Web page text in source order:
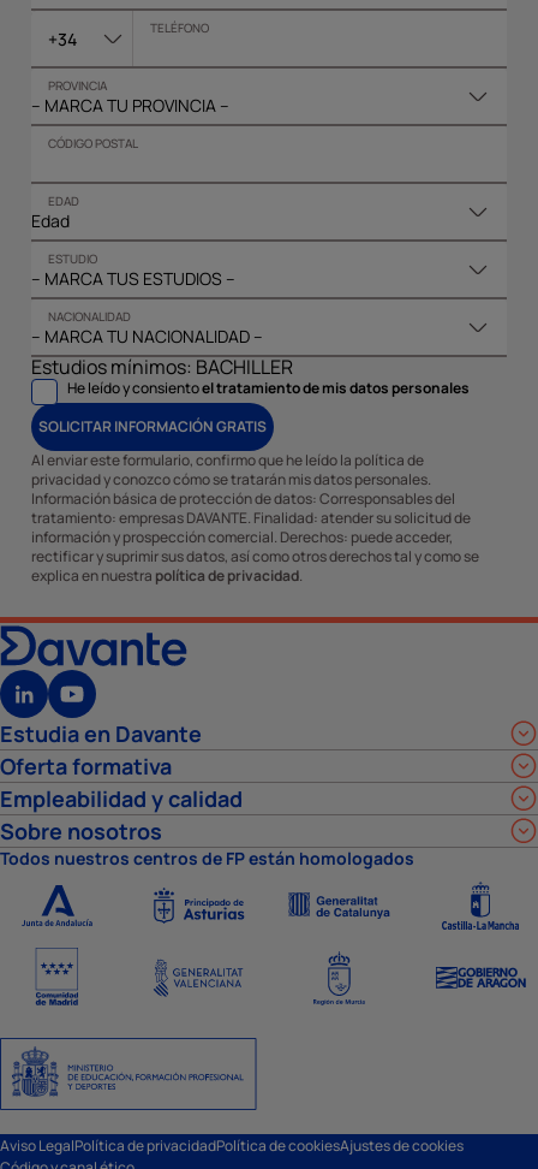
+34 TELÉFONO
PROVINCIA
CÓDIGO POSTAL
EDAD
ESTUDIO
NACIONALIDAD
Estudios mínimos: BACHILLER
He leído y consientoel tratamiento de mis datos personales
SOLICITAR INFORMACIÓN GRATIS
Al enviar este formulario, confirmo que he leído la política de
privacidad y conozco cómo se tratarán mis datos personales.
Información básica de protección de datos: Corresponsables del
tratamiento: empresas DAVANTE. Finalidad: atender su solicitud de
información y prospección comercial. Derechos: puede acceder,
rectificar y suprimir sus datos, así como otros derechos tal y como se
explica en nuestra política de privacidad.
Estudia en Davante
Oferta formativa
Empleabilidad y calidad
Sobre nosotros
Todos nuestros centros de FP están homologados
Aviso LegalPolítica de privacidadPolítica de cookiesAjustes de cookies